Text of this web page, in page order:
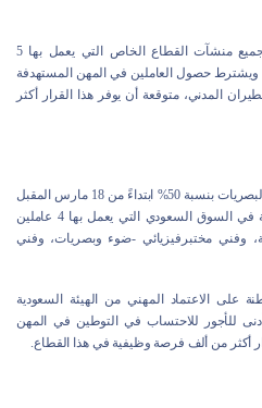
وذكرت الوزارة أن القرار يسري على جميع منشآت القطاع الخاص التي يعمل بها 5
ويشترط حصول العاملين في المهن المستهدفة
المدني، متوقعة أن يوفر هذا القرار أكثر
نصت القرارات على أن يتم توطين مهن البصريات بنسبة 50% ابتداءً من 18 مارس المقبل
في جميع منشآت القطاع الخاص العاملة في السوق السعودي التي يعمل بها 4 عاملين
وفني مختبرفيزيائي -ضوء وبصريات، وفني
على الاعتماد المهني من الهيئة السعودية
للأجور للاحتساب في التوطين في المهن